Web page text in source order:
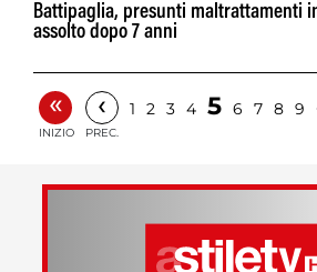
Battipaglia, presunti maltrattamenti
assolto dopo 7 anni
«
INIZIO
‹
PREC.
1 2 3 4 5 6 7 8 9